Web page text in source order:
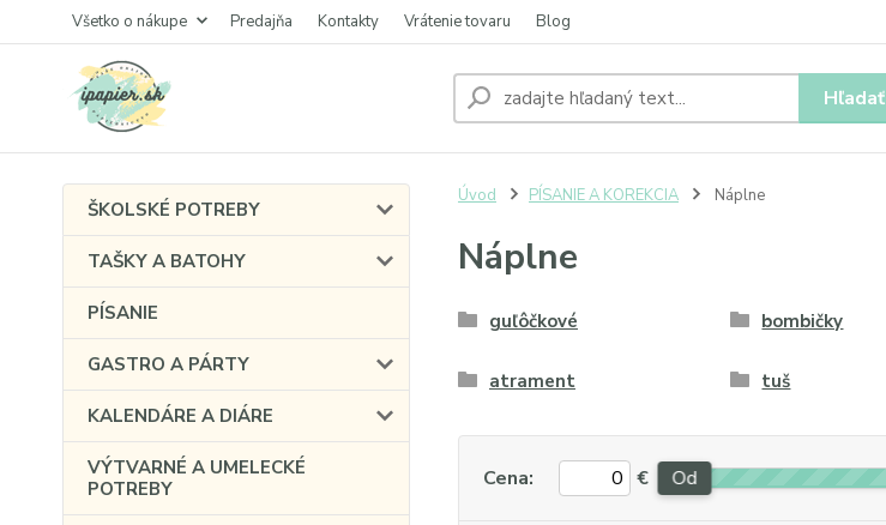
Všetko o nákupe Predajňa Kontakty Vrátenie tovaru Blog
Hľadať
ŠKOLSKÉ POTREBY
TAŠKY A BATOHY
PÍSANIE
GASTRO A PÁRTY
KALENDÁRE A DIÁRE
VÝTVARNÉ A UMELECKÉ
POTREBY
Úvod PÍSANIE A KOREKCIA Náplne
Náplne
guľôčkové bombičky
atrament
tuš
Cena: € Od